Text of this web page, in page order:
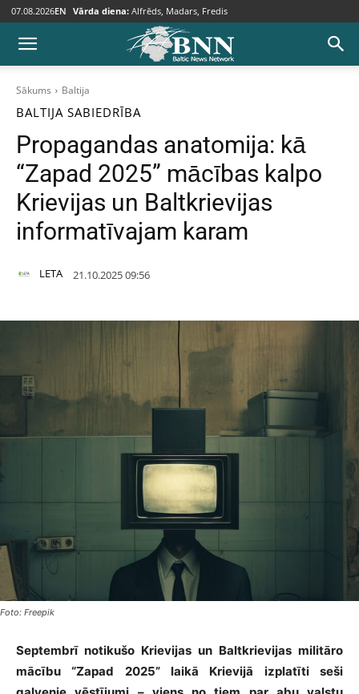
07.08.2026EN Vārda diena: Alfrēds, Madars, Fredis
Sākums Baltija
BALTIJA SABIEDRĪBA
Propagandas anatomija: kā
“Zapad 2025” mācības kalpo
Krievijas un Baltkrievijas
informatīvajam karam
LETA 21.10.2025 09:56
Foto: Freepik
Septembrī notikušo Krievijas un Baltkrievijas militāro
mācību “Zapad 2025” laikā Krievijā izplatīti seši